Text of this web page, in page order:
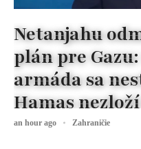
Netanjahu
plán pre
armáda sa
Hamas
an hour ago Zahraničie